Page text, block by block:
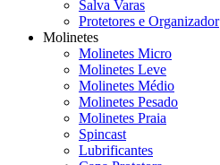
Salva Varas
Protetores e Organizador
Molinetes
Molinetes Micro
Molinetes Leve
Molinetes Médio
Molinetes Pesado
Molinetes Praia
Spincast
Lubrificantes